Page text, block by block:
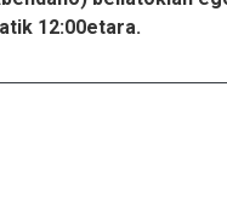
12:00etara.